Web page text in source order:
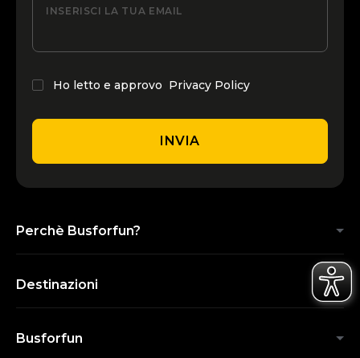
INSERISCI LA TUA EMAIL
Ho letto e approvo Privacy Policy
INVIA
Perchè Busforfun?
Destinazioni
Busforfun